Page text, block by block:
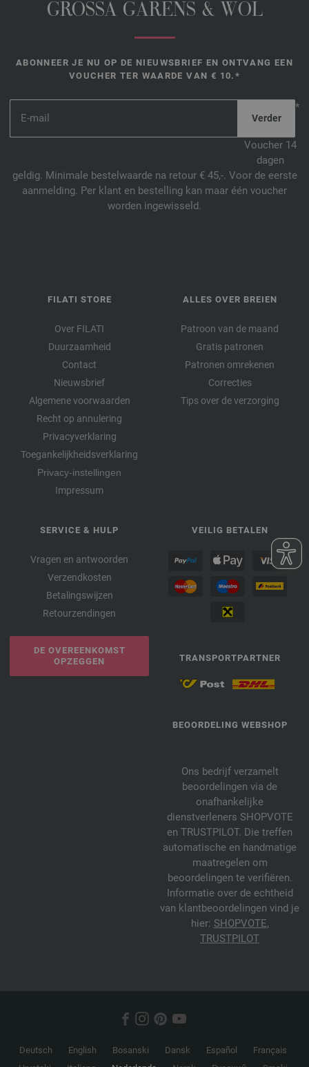
GROSSA GARENS & WOL
ABONNEER JE NU OP DE NIEUWSBRIEF EN ONTVANG EEN
VOUCHER TER WAARDE VAN € 10.*
*
Voucher 14
dagen
geldig. Minimale bestelwaarde na retour € 45,-. Voor de eerste
aanmelding. Per klant en bestelling kan maar één voucher
worden ingewisseld.
FILATI STORE
Over FILATI
Duurzaamheid
Contact
Nieuwsbrief
Algemene voorwaarden
Recht op annulering
Privacyverklaring
Toegankelijkheidsverklaring
Privacy-instellingen
Impressum
ALLES OVER BREIEN
Patroon van de maand
Gratis patronen
Patronen omrekenen
Correcties
Tips over de verzorging
SERVICE & HULP
Vragen en antwoorden
Verzendkosten
Betalingswijzen
Retourzendingen
DE OVEREENKOMST
OPZEGGEN
VEILIG BETALEN
TRANSPORTPARTNER
BEOORDELING WEBSHOP
Ons bedrijf verzamelt
beoordelingen via de
onafhankelijke
dienstverleners SHOPVOTE
en TRUSTPILOT. Die treffen
automatische en handmatige